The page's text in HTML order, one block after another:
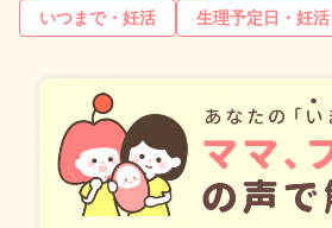
いつまで・妊活
生理予定日・妊活